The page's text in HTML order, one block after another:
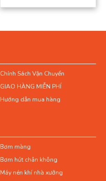
Chính Sách Vận Chuyển
GIAO HÀNG MIỄN PHÍ
Hướng dẫn mua hàng
Bơm màng
Bơm hút chân không
Máy nén khí nhà xưởng